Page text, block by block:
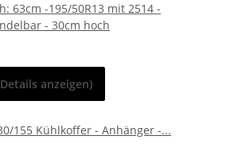
63cm -195/50R13 mit 2514 -
- 30cm hoch
anzeigen)